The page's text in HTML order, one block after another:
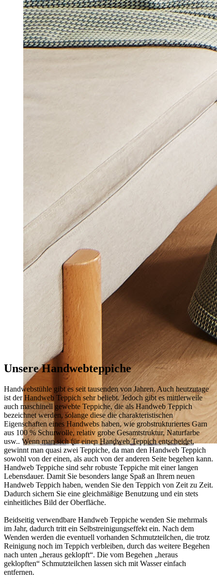
UnsereHandwebteppiche
Handwebstühle gibt es seit tausenden von Jahren. Auch heutzutage
ist der Handweb Teppich sehr beliebt. Jedoch gibt es mittlerweile
auch maschinell gewebte Teppiche, die als Handweb Teppich
bezeichnet werden, solange diese die charakteristischen
Eigenschaften eines Handwebs haben, wie grobstrukturiertes Garn
aus 100 % Schurwolle, relativ grobe Gesamtstruktur, Naturfarbe
usw.. Wenn man sich für einen Handweb Teppich entscheidet,
gewinnt man quasi zwei Teppiche, da man den Handweb Teppich
sowohl von der einen, als auch von der anderen Seite begehen kann.
Handweb Teppiche sind sehr robuste Teppiche mit einer langen
Lebensdauer. Damit Sie besonders lange Spaß an Ihrem neuen
Handweb Teppich haben, wenden Sie den Teppich von Zeit zu Zeit.
Dadurch sichern Sie eine gleichmäßige Benutzung und ein stets
einheitliches Bild der Oberfläche.
Beidseitig verwendbare Handweb Teppiche wenden Sie mehrmals
im Jahr, dadurch tritt ein Selbstreinigungseffekt ein. Nach dem
Wenden werden die eventuell vorhanden Schmutzteilchen, die trotz
Reinigung noch im Teppich verbleiben, durch das weitere Begehen
nach unten „heraus geklopft“. Die vom Begehen „heraus
geklopften“ Schmutzteilchen lassen sich mit Wasser einfach
entfernen.